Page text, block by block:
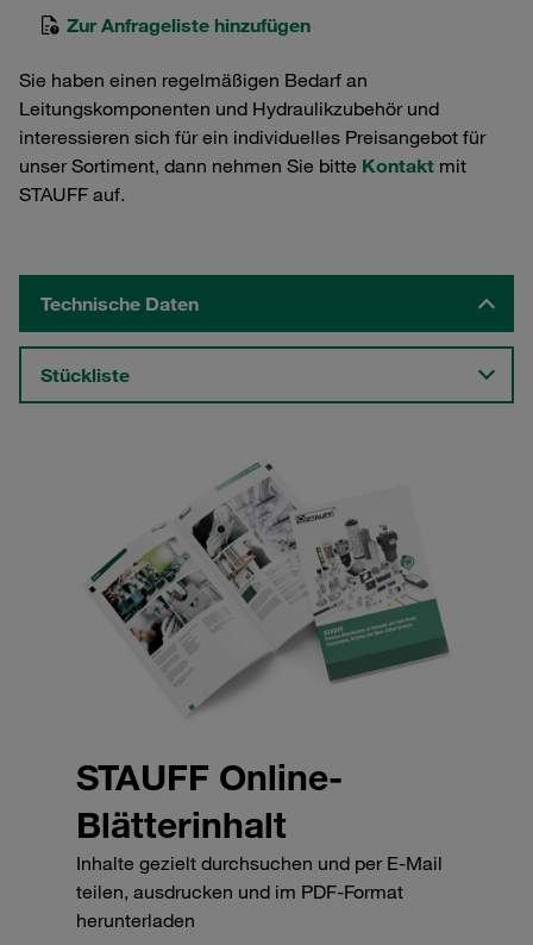
Zur Anfrageliste hinzufügen
Sie haben einen regelmäßigen Bedarf an
Leitungskomponenten und Hydraulikzubehör und
interessieren sich für ein individuelles Preisangebot für
unser Sortiment, dann nehmen Sie bitte Kontakt mit
STAUFF auf.
Technische Daten
Stückliste
STAUFF Online-
Blätterinhalt
Inhalte gezielt durchsuchen und per E-Mail
teilen, ausdrucken und im PDF-Format
herunterladen